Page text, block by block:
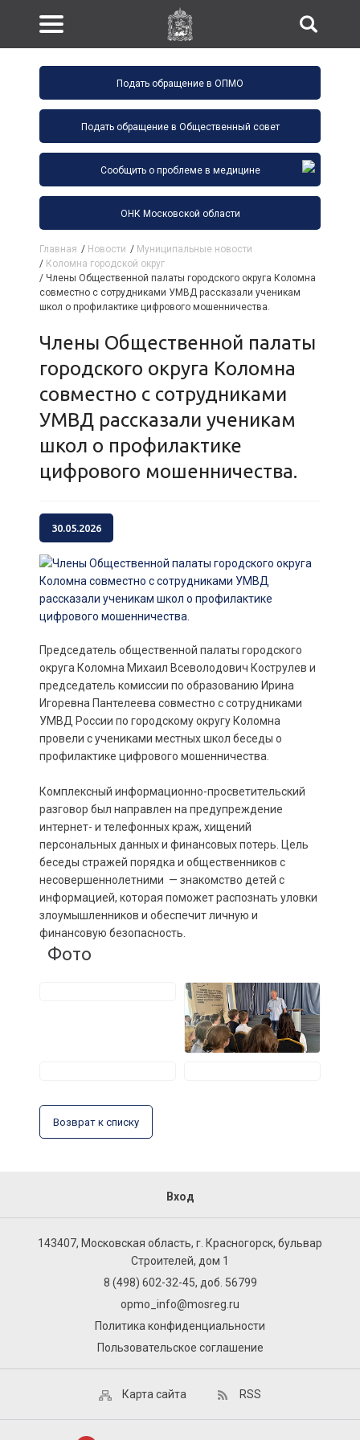
Подать обращение в ОПМО
Подать обращение в Общественный совет
Сообщить о проблеме в медицине
ОНК Московской области
Главная / Новости / Муниципальные новости
/ Коломна городской округ
/ Члены Общественной палаты городского округа Коломна
совместно с сотрудниками УМВД рассказали ученикам
школ о профилактике цифрового мошенничества.
Члены Общественной палаты
городского округа Коломна
совместно с сотрудниками
УМВД рассказали ученикам
школ о профилактике
цифрового мошенничества.
30.05.2026
Председатель общественной палаты городского
округа Коломна Михаил Всеволодович Кострулев и
председатель комиссии по образованию Ирина
Игоревна Пантелеева совместно с сотрудниками
УМВД России по городскому округу Коломна
провели с учениками местных школ беседы о
профилактике цифрового мошенничества.
Комплексный информационно-просветительский
разговор был направлен на предупреждение
интернет- и телефонных краж, хищений
персональных данных и финансовых потерь. Цель
беседы стражей порядка и общественников с
несовершеннолетними — знакомство детей с
информацией, которая поможет распознать уловки
злоумышленников и обеспечит личную и
финансовую безопасность.
Фото
Возврат к списку
Вход
143407, Московская область, г. Красногорск, бульвар
Строителей, дом 1
8 (498) 602-32-45, доб. 56799
opmo_info@mosreg.ru
Политика конфиденциальности
Пользовательское соглашение
Карта сайта RSS